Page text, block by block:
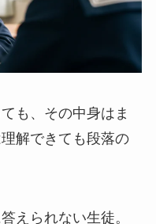
も、その中身はま
解できても段落の
えられない生徒。